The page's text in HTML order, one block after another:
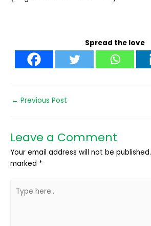
Spread the love
← Previous Post
Leave a Comment
Your email address will not be published.
marked *
here..